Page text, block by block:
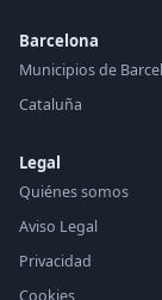
Barcelona
Municipios de
Cataluña
Legal
Quiénes somos
Aviso Legal
Privacidad
Cookies